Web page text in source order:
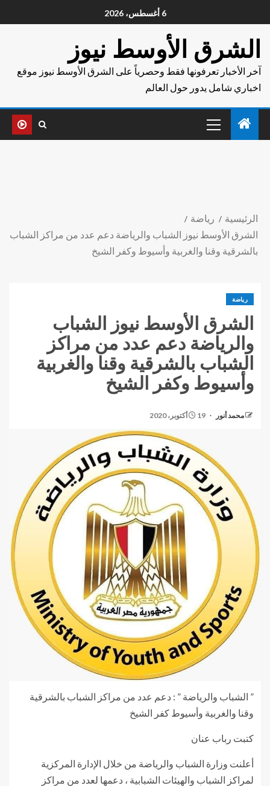
6 أغسطس، 2026
الشرق الأوسط نيوز
آخر الأخبار تعرفونها فقط وحصرياً على الشرق الأوسط نيوز موقع
اخباري شامل يدور حول العالم
الرئيسية
رياضة
الشرق الأوسط نيوز الشباب والرياضة دعم عدد من مراكز الشباب
بالشرقية وقنا والغربية وأسيوط وكفر الشيخ
رياضة
الشرق الأوسط نيوز الشباب
والرياضة دعم عدد من مراكز
الشباب بالشرقية وقنا والغربية
وأسيوط وكفر الشيخ
محمد أنور 19 أكتوبر، 2020
” الشباب والرياضة ” : دعم عدد من مراكز الشباب بالشرقية
وقنا والغربية وأسيوط كفر الشيخ
كتبت رباب عنان
أعلنت وزارة الشباب والرياضة من خلال الإدارة المركزية
لمراكز الشباب والهيئات الشبابية ، دعمها لعدد من مراكز